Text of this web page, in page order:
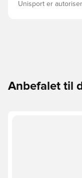
Unisport er
Anbefalet til